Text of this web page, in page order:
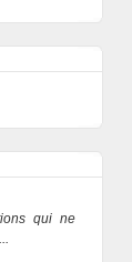
qui ne